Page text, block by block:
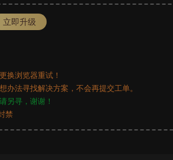
立即升级
换浏览器重试！
法寻找解决方案，不会再提交工单。
另寻，谢谢！
禁